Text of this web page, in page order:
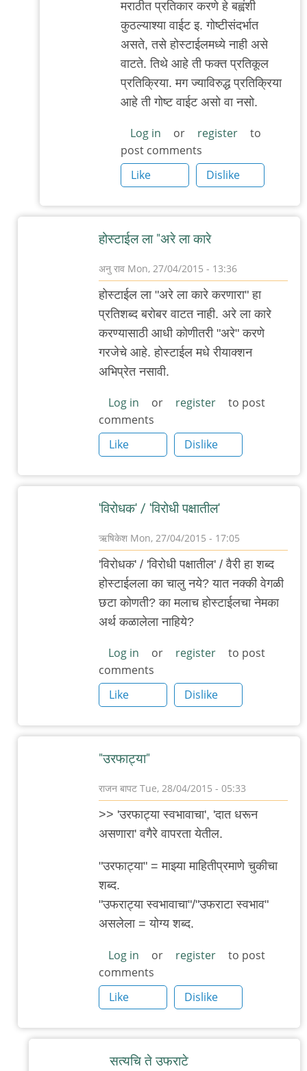
hostile
शब्दात
प्रतिकाराचाच
by
रोचना
मराठीत प्रतिकार करणे हे बह्वंशी
कुठल्याश्या वाईट इ. गोष्टीसंदर्भात
असते, तसे होस्टाईलमध्ये नाही असे
वाटते. तिथे आहे ती फक्त प्रतिकूल
प्रतिक्रिया. मग ज्याविरुद्ध प्रतिक्रिया
आहे ती गोष्ट वाईट असो वा नसो.
Log in or register
to
post comments
Like
Dislike
होस्टाईल ला "अरे ला कारे
अनु राव Mon, 27/04/2015 - 13:36
In
reply
to
@मनोबा
hostile
by
अमुक
होस्टाईल ला "अरे ला कारे करणारा" हा
प्रतिशब्द बरोबर वाटत नाही. अरे ला कारे
करण्यासाठी आधी कोणीतरी "अरे" करणे
गरजेचे आहे. होस्टाईल मधे रीयाक्शन
अभिप्रेत नसावी.
Log in or register
to post
comments
Like
Dislike
'विरोधक' / 'विरोधी पक्षातील'
ऋषिकेश Mon, 27/04/2015 - 17:05
In
reply
@मनोबा
hostile
by
अमुक
'विरोधक' / 'विरोधी पक्षातील' / वैरी हा शब्द
होस्टाईलला का चालु नये? यात नक्की वेगळी
छटा कोणती? का मलाच होस्टाईलचा नेमका
अर्थ कळालेला नाहिये?
Log in or register
to post
comments
Like
Dislike
"उरफाट्या"
राजन बापट Tue, 28/04/2015 - 05:33
@मनोबा
-
hostile
by
>> 'उरफाट्या स्वभावाचा', 'दात धरून
असणारा' वगैरे वापरता येतील.
"उरफाट्या" = माझ्या माहितीप्रमाणे चुकीचा
शब्द.
"उफराट्या स्वभावाचा"/"उफराटा स्वभाव"
असलेला = योग्य शब्द.
Log in or register
to post
comments
Like
Dislike
सत्यचि ते उफराटे